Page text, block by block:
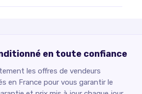
en toute confiance
les offres de vendeurs
en France pour vous garantir le